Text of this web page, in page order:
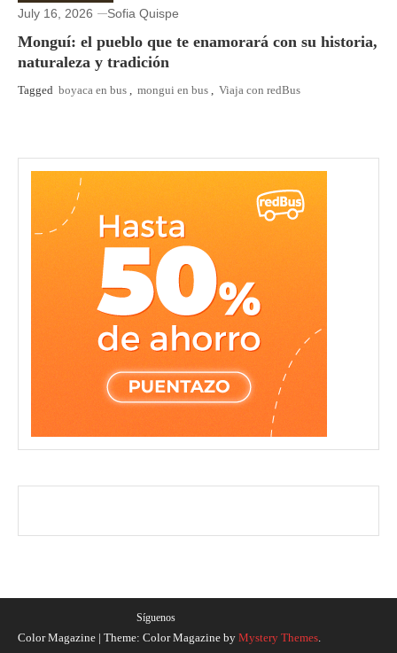
July 16, 2026 Sofia Quispe
Monguí: el pueblo que te enamorará con su historia,
naturaleza y tradición
Tagged boyaca en bus , mongui en bus , Viaja con redBus
Síguenos
Color Magazine | Theme: Color Magazine by Mystery Themes.